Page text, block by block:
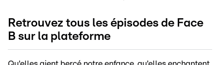
Retrouvez tous les épisodes de Face
B sur la plateforme